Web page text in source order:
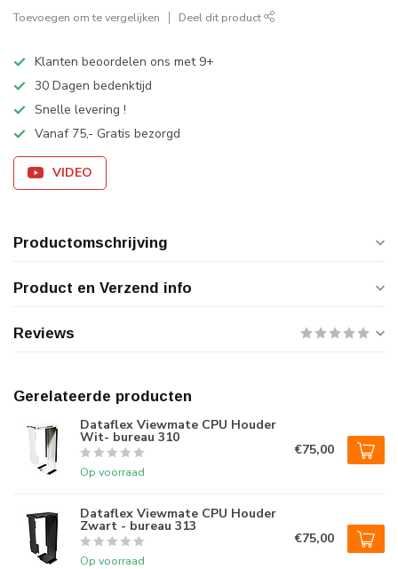
Toevoegen om te vergelijken Deel dit product
Klanten beoordelen ons met 9+
30 Dagen bedenktijd
Snelle levering !
Vanaf 75,- Gratis bezorgd
VIDEO
Productomschrijving
Product en Verzend info
Reviews
Gerelateerde producten
Dataflex Viewmate CPU Houder
Wit- bureau 310
Op voorraad
€75,00
Dataflex Viewmate CPU Houder
Zwart - bureau 313
Op voorraad
€75,00